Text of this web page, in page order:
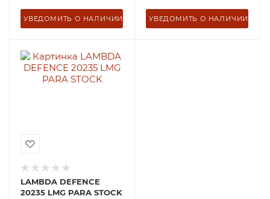
УВЕДОМИТЬ О НАЛИЧИИ УВЕДОМИТЬ О НАЛИЧИИ
LAMBDA DEFENCE
20235 LMG PARA STOCK